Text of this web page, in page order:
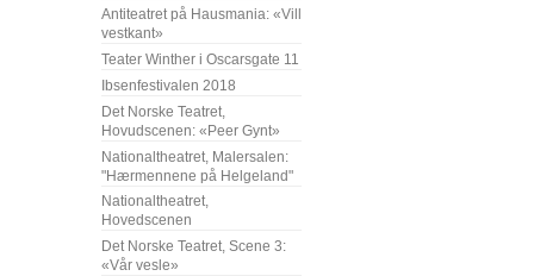
Antiteatret på Hausmania: «Vill
vestkant»
Teater Winther i Oscarsgate 11
Ibsenfestivalen 2018
Det Norske Teatret,
Hovudscenen: «Peer Gynt»
Nationaltheatret, Malersalen:
"Hærmennene på Helgeland"
Nationaltheatret,
Hovedscenen
Det Norske Teatret, Scene 3:
«Vår vesle»